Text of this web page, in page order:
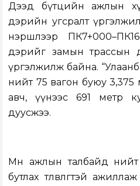
Дээд бүтцийн ажлын
дэрийн угсралт
нэршлээр
дэрийг замын трассын
үргэлжилж байна.
нийт 75 вагон буюу 3,375
авч, үүнээс 691 метр
дуусжээ.
Мөн ажлын талбайд
бутлах төлөвлөгөөтэй